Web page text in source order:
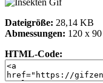
Dateigröße: 28,14 KB
Abmessungen: 120 x
HTML-Code: